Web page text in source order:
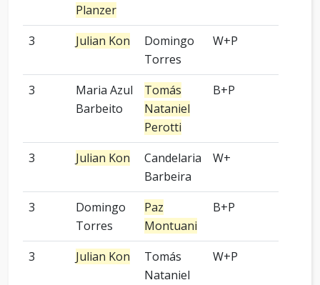
Planzer
3 Julian Kon
Domingo
Torres
W+P
3
Maria Azul
Barbeito
Tomás
Nataniel
Perotti
B+P
3 Julian Kon
Candelaria
Barbeira
W+
3
Domingo
Torres
Paz
Montuani
B+P
3 Julian Kon
Tomás
Nataniel
W+P